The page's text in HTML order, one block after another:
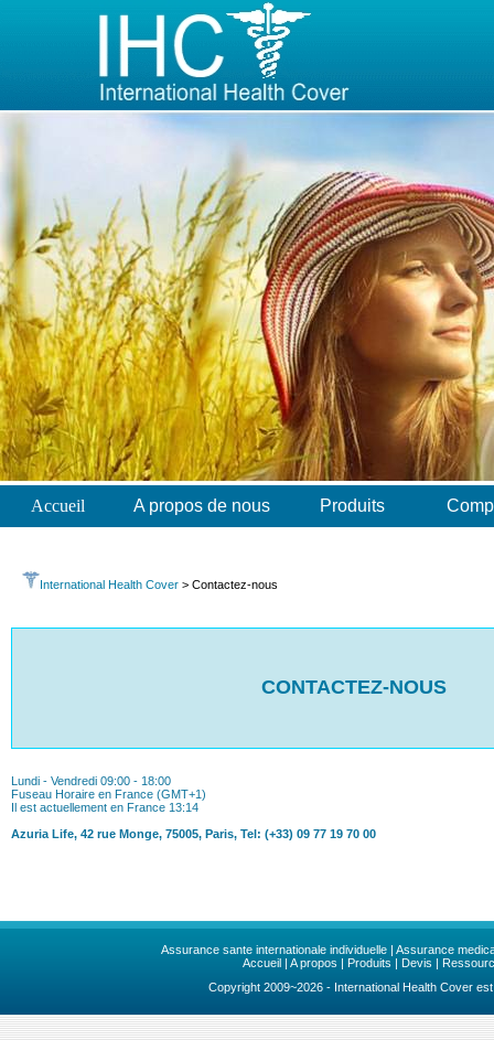
Accueil A propos de nous Produits
International Health Cover > Contactez-nous
CONTACTEZ-NOUS
Lundi - Vendredi 09:00 - 18:00
Fuseau Horaire en France (GMT+1)
Il est actuellement en France 13:14
Azuria Life, 42 rue Monge, 75005, Paris, Tel: (+33) 09 77 19 70 00
Assurance sante internationale individuelle | Assurance
Accueil |A propos |Produits |Devis |
Copyright 2009~2026 - International Health Cover